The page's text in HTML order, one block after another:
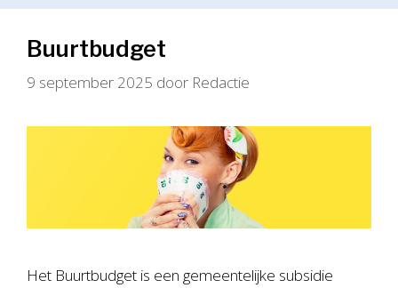
Buurtbudget
9 september 2025 door Redactie
Het Buurtbudget is een gemeentelijke subsidie